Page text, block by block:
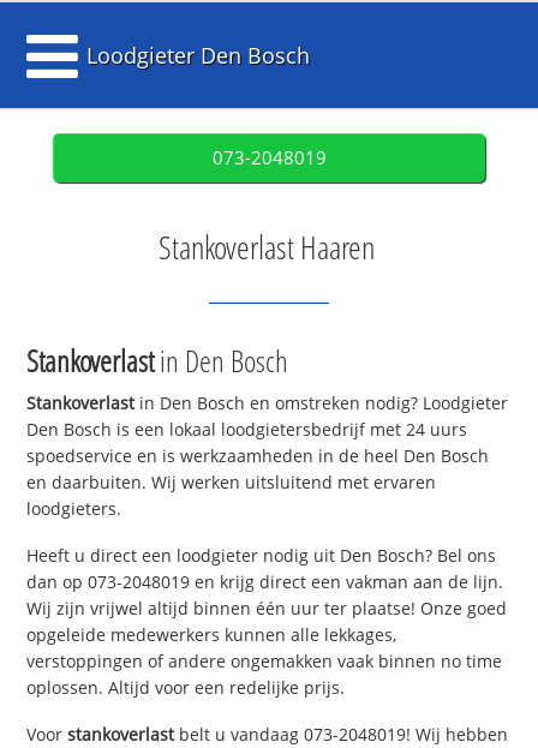
Loodgieter Den Bosch
073-2048019
Stankoverlast Haaren
Stankoverlastin Den Bosch
Stankoverlastin Den Bosch en omstreken nodig? Loodgieter
Den Bosch is een lokaal loodgietersbedrijf met 24 uurs
spoedservice en is werkzaamheden in de heel Den Bosch
en daarbuiten. Wij werken uitsluitend met ervaren
loodgieters.
Heeft u direct een loodgieter nodig uit Den Bosch? Bel ons
dan op 073-2048019 en krijg direct een vakman aan de lijn.
Wij zijn vrijwel altijd binnen één uur ter plaatse! Onze goed
opgeleide medewerkers kunnen alle lekkages,
verstoppingen of andere ongemakken vaak binnen no time
oplossen. Altijd voor een redelijke prijs.
Voorstankoverlastbelt u vandaag 073-2048019! Wij hebben